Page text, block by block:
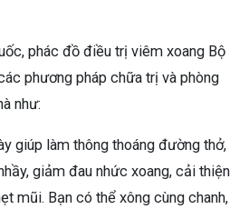
phác đồ điều trị viêm xoang Bộ
phương pháp chữa trị và phòng
như:
giúp làm thông thoáng đường thở,
giảm đau nhức xoang, cải thiện
mũi. Bạn có thể xông cùng chanh,